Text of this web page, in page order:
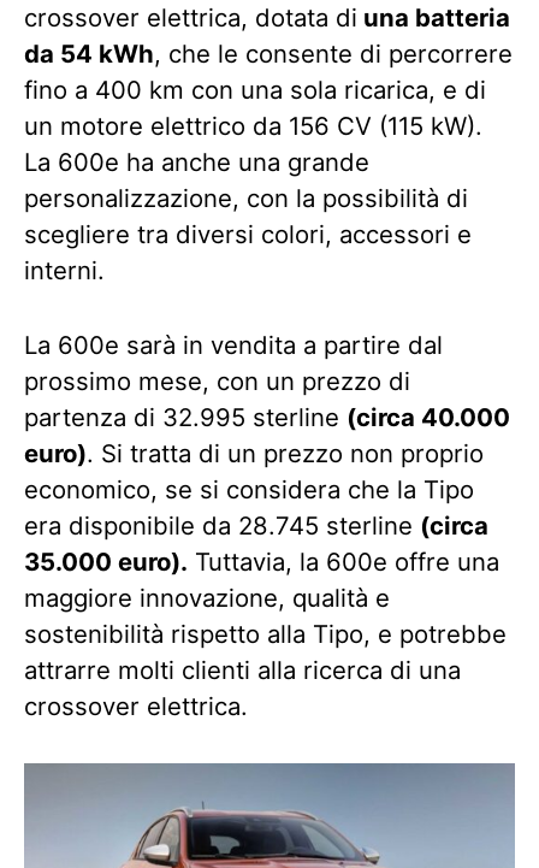
crossover elettrica, dotata di una batteria
da 54 kWh, che le consente di percorrere
fino a 400 km con una sola ricarica, e di
un motore elettrico da 156 CV (115 kW).
La 600e ha anche una grande
personalizzazione, con la possibilità di
scegliere tra diversi colori, accessori e
interni.
La 600e sarà in vendita a partire dal
prossimo mese, con un prezzo di
partenza di 32.995 sterline (circa 40.000
euro). Si tratta di un prezzo non proprio
economico, se si considera che la Tipo
era disponibile da 28.745 sterline (circa
35.000 euro). Tuttavia, la 600e offre una
maggiore innovazione, qualità e
sostenibilità rispetto alla Tipo, e potrebbe
attrarre molti clienti alla ricerca di una
crossover elettrica.